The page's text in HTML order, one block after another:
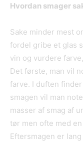
Hvordan smager
Sake minder mest
fordel gribe et glas
vin og vurdere
Det første, man vil
farve. I duften
smagen vil man
masser af smag af
tør men ofte med
Eftersmagen er